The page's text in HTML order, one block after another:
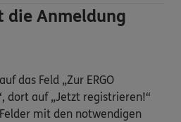
die Anmeldung
das Feld „Zur ERGO
dort auf „Jetzt registrieren!“
mit den notwendigen